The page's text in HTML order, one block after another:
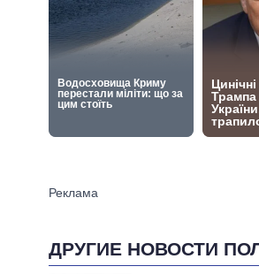
ДРУГИЕ НОВОСТИ